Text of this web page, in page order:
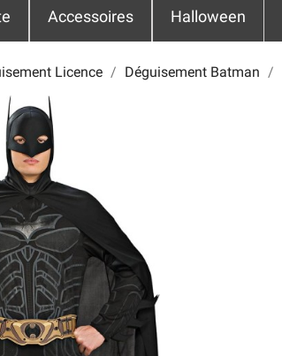
Accessoires Halloween
Licence Déguisement Batman